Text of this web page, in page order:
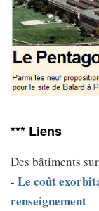
*** Liens
Des bâtiments
- Le coût
renseignement